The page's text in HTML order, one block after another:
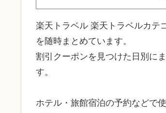
楽天トラベル 楽天トラベルカテ
を随時まとめています。
割引クーポンを見つけた日別に
す。
ホテル・旅館宿泊の予約などで